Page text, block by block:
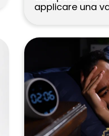
applicare una
queste
molti post
esperienze
reali che
qualità, è
risultati coerenti
ottimo esempio